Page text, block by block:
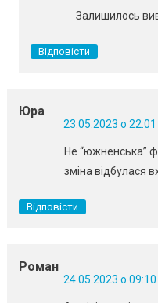
Залишилось
Відповісти
Юра
23.05.2023 о 22:01
Не “южненська”
зміна відбулася
Відповісти
Роман
24.05.2023 о 09:10